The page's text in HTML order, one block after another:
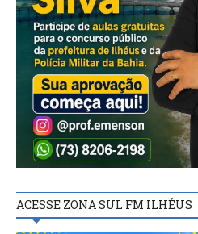
ACESSE ZONA SUL FM ILHÉUS